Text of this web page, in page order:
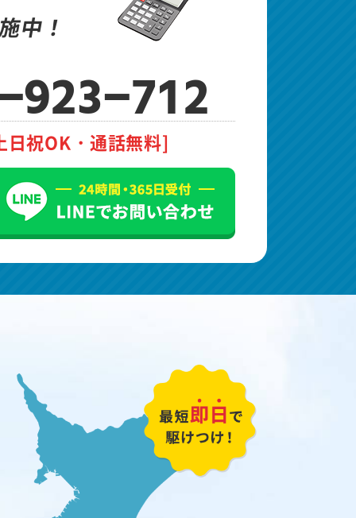
中！
923-712
日祝OK・通話無料]